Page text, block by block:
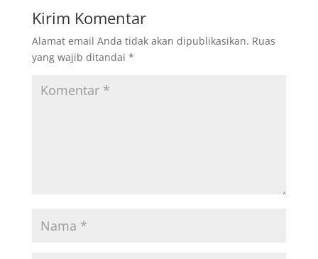
Kirim Komentar
Alamat email Anda tidak akan dipublikasikan. Ruas
yang wajib ditandai *